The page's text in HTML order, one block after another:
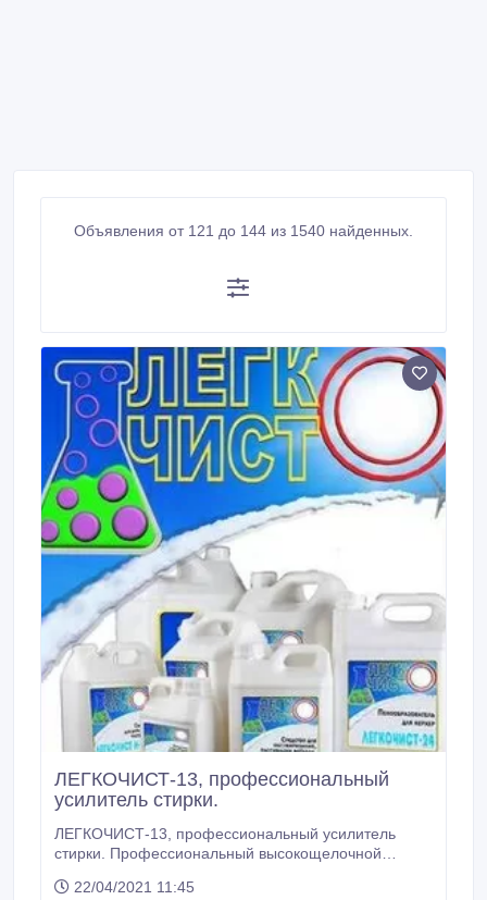
Объявления от 121 до 144 из 1540 найденных.
ЛЕГКОЧИСТ-13, профессиональный
усилитель стирки.
ЛЕГКОЧИСТ-13, профессиональный усилитель
стирки. Профессиональный высокощелочной
стирки цветных и белых изделий из хб, льняных и
22/04/2021 11:45